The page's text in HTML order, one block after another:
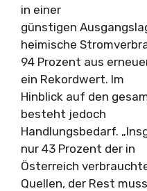
in einer
günstigen
heimische
94 Prozent aus
ein Rekordwert. Im
Hinblick auf den
besteht jedoch
Handlungsbedarf.
nur 43 Prozent der in
Österreich
Quellen, der Rest muss